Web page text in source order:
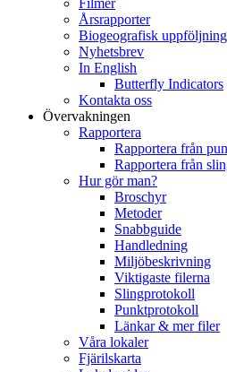
Årsrapporter
Biogeografisk uppföljning
Nyhetsbrev
In English
Butterfly Indicators
Kontakta oss
Övervakningen
Rapportera
Rapportera från
Rapportera från
Hur gör man?
Broschyr
Metoder
Snabbguide
Handledning
Miljöbeskrivning
Viktigaste filerna
Slingprotokoll
Punktprotokoll
Länkar & mer filer
Våra lokaler
Fjärilskarta